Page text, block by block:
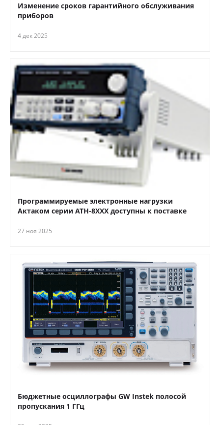
Изменение сроков гарантийного обслуживания
приборов
4 дек 2025
Программируемые электронные нагрузки
Актаком серии АТН-8ХХХ доступны к поставке
27 ноя 2025
Бюджетные осциллографы GW Instek полосой
пропускания 1 ГГц